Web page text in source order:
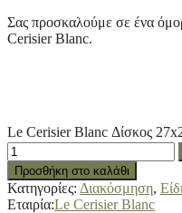
Σας προσκαλούμε σε ένα
Cerisier Blanc.
Le Cerisier Blanc Δίσκος
Προσθήκη στο καλάθι
Κατηγορίες: Διακόσμηση,
Εταιρία:Le Cerisier Blanc